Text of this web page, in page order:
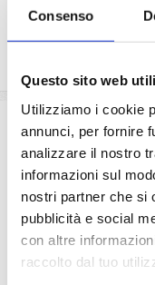
Consenso
Questo sito web
Utilizziamo i cookie
annunci, per fornire
analizzare il nostro
informazioni sul
nostri partner che si
pubblicità e social
con altre
raccolto dal tuo
La quota comprende
La sistemazione
comfort: servizi
via satellite e
Le quote di
Il trattamento di
pranzo, cena a